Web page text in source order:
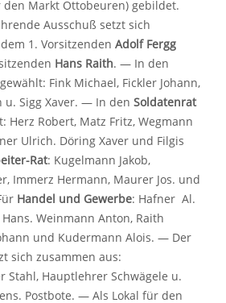
Markt Ottobeuren) gebildet.
Ausschuß setzt sich
1. Vorsitzenden Adolf Fergg
Hans Raith. — In den
Fink Michael, Fickler Johann,
u. Sigg Xaver. — In den Soldatenrat
Herz Robert, Matz Fritz, Wegmann
Ulrich. Döring Xaver und Filgis
Rat: Kugelmann Jakob,
Immerz Hermann, Maurer Jos. und
Handel und Gewerbe: Hafner Al.
Weinmann Anton, Raith
und Kudermann Alois. — Der
sich zusammen aus:
Stahl, Hauptlehrer Schwägele u.
Postbote. — Als Lokal für den